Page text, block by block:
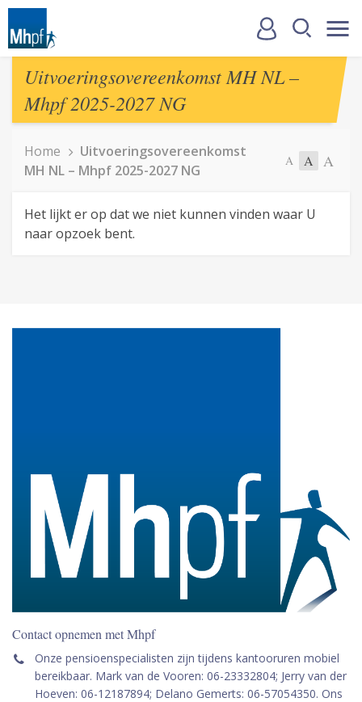
Uitvoeringsovereenkomst MH NL –
Mhpf 2025-2027 NG
Home
Uitvoeringsovereenkomst
MH NL – Mhpf 2025-2027 NG
A A A
Het lijkt er op dat we niet kunnen vinden waar U
naar opzoek bent.
Contact opnemen met Mhpf
Onze pensioenspecialisten zijn tijdens kantooruren mobiel
bereikbaar. Mark van de Vooren: 06-23332804; Jerry van der
Hoeven: 06-12187894; Delano Gemerts: 06-57054350. Ons